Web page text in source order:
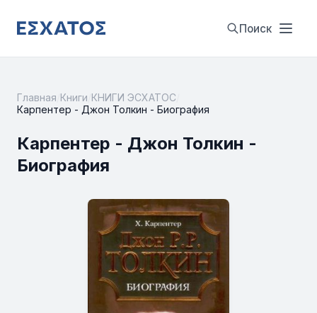
Поиск
Главная Книги КНИГИ ЭСХАТОС
Карпентер - Джон Толкин - Биография
Карпентер - Джон Толкин -
Биография